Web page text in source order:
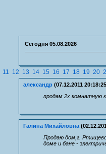
Сегодня 05.08.2026
11 12 13 14 15 16 17 18 19 20
александр (07.12.2011
продам 2х комнатную
Галина Михайловна
Продаю дом,г.
доме и бане -